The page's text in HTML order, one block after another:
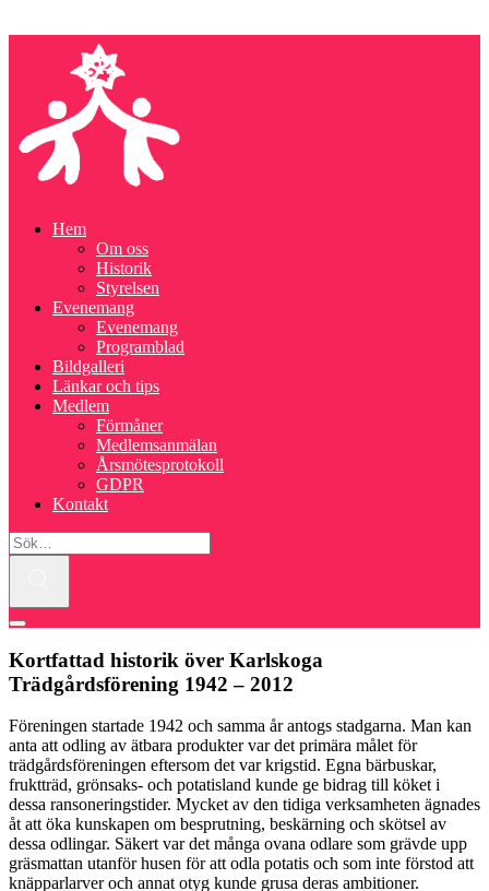
Hem
Om oss
Historik
Styrelsen
Evenemang
Evenemang
Programblad
Bildgalleri
Länkar och tips
Medlem
Förmåner
Medlemsanmälan
Årsmötesprotokoll
GDPR
Kontakt
Kortfattad historik över Karlskoga
Trädgårdsförening 1942 – 2012
Föreningen startade 1942 och samma år antogs stadgarna. Man kan
anta att odling av ätbara produkter var det primära målet för
trädgårdsföreningen eftersom det var krigstid. Egna bärbuskar,
fruktträd, grönsaks- och potatisland kunde ge bidrag till köket i
dessa ransoneringstider. Mycket av den tidiga verksamheten ägnades
åt att öka kunskapen om besprutning, beskärning och skötsel av
dessa odlingar. Säkert var det många ovana odlare som grävde upp
gräsmattan utanför husen för att odla potatis och som inte förstod att
knäpparlarver och annat otyg kunde grusa deras ambitioner.